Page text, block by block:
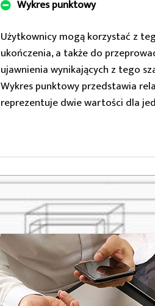
Wykres punktowy
Użytkownicy mogą korzystać z
ukończenia, a także do
ujawnienia wynikających z tego
Wykres punktowy przedstawia
reprezentuje dwie wartości dla